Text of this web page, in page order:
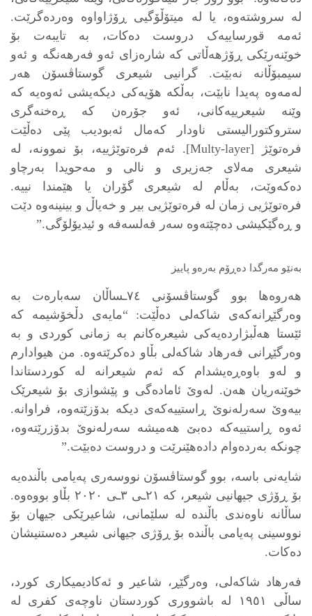
لە سروشتەوە، یا لە میتۆڵۆگیی ڕۆژاواوە وەردەگرێت.
ئەمە قورساییەک دروست دەکات، بە تایبەت بۆ
خوێنەرێکی ڕۆژهەڵاتی کە شارەزای ئەو فەرهەنگە و ئەو
سیمبۆڵانە نەبێت. گرانیی شیعری گوستاڤسۆن هەر
لەمەوە پەیدا نابێت، بەڵکە هۆیەکی دیکەیشی ئەوەیە کە
وێنە شیعرییەکانی، ئەو جۆرەن کە ڕەخنەگری
ستروکتورالیستی ناودار کەمال ئەبودیب پێی دەڵێت
فرەتوێژ [Multy-layer]. ئەم فرەتوێژییە، بۆ نموونە، لە
شیعری مەلای جەزیری و نالی و مەحویدا بەرچاو
دەکەوێت، بەڵام لە شیعری گۆران یا هێمندا نییە.
فرەتوێژیی زمان لە فرەتوێژیی بیر و خەیاڵ و بینینەوە دێت
و ڕەگێکیشی دەچێتەوە سەر فەلسەفە و ئیدیۆلۆگی.”
بەنێو مەرگدا دەڕۆم بەرەو پاییز
هەروەها بوو گوستاڤسۆنی ٧٤ـساڵان سەبارەت بە
وەرگێڕانەکەی شاکەلی دەڵێت: “مایەی دڵخۆشیمە کە
ئێستا هەڵبژاردەیەکی شیعرەکانم بە زمانی کوردی و بە
وەرگێڕانی فەرهاد شاکەلی بڵاو دەکرێتەوە. من هیوادارم
و لەو باوەڕەیشدام کە ئەم شیعرانە لە کوردستاندا
خوێنەریان هەن. لەوێ ئامادەگی و پێشوازی بۆ شیعرێک
بیەوێ سەرلەنوێ ڕاستییەکەی دیکە بدۆزێتەوە، فراوانە.
ئەوە ڕاستییەکە دەبێ هەمیشە سەرلەنوێ بدۆزرێتەوە،
چونکە بەردەوام دادەهێنرێت و دروست دەبێت.”
شایەنی باسە، بوو گوستاڤسۆن نووسەری پەیامی باڵندەیە
بۆ ڕۆژی جیهانیی شیعر، کە ٢١ـی ٣ـی ٢٠٢٠ بڵاو بووەوە.
ساڵانە ناوەندی باڵندە لە سلێمانی، شاعیرێکی جیهان بۆ
نووسینی پەیامی باڵندە بۆ ڕۆژی جیهانی شیعر دەستنیشان
دەکات.
فەرهاد شاکەلی، وەرگێڕ، شاعیر و ئەکادیمیکاری کورد،
ساڵی ١٩٥١ لە باشووری کوردستان ناوچەی کفری لە